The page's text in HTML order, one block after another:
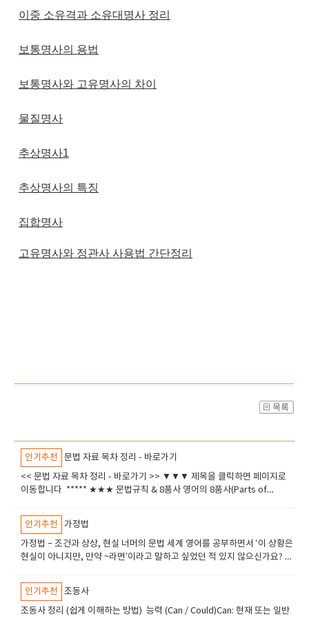
이중 소유격과 소유대명사 정리
보통명사의 용법
보통명사와 고유명사의 차이
물질명사
추상명사1
추상명사의 특징
집합명사
고유명사와 정관사 사용법 간단정리
인기추천
문법 자료 목차 정리 - 바로가기
<< 문법 자료 목차 정리 - 바로가기 >> ▼▼▼ 제목을 클릭하면 페이지로
이동합니다 ***** ​★★★ 문법규칙 & 8품사 영어의 8품사(Parts of
Rules)​ 구, 절, 문장의 개념​ 영어 형용사(Adjective) 정리​ 준동사의 개념과
뜻, 종류​ ***** ​★★★​ 관사 & 명사 (Articles & Nouns)영어 관사(A, An,
The)의 완벽한 이해와 활용법​명사(Noun) 정리​집합명사​ 추상명사의 특
징 추상명사1 물질명사 보통명사의 용법 보통명사와 고유명사의 차이 국
가산명사 셀 수 있는 명사 vs. 셀 수 없는 명사 이중 소유격과 소유대명사 정
리 ​복합명사 ​ ***** ​★★★​ 대명사 대명사​these와 those ‘지시대명사
(demonstratives)’​ 지시대명사 this, that​부정대명사 other, another,
인기추천
가정법
가정법 – 조건과 상상, 현실 너머의 문법 세계 영어를 공부하면서 ‘이 상황은
현실이 아니지만, 만약 ~라면’이라고 말하고 싶었던 적 있지 않으신가요? 또
있을 거예요. 이런 경우에 쓰이는 것이 바로 가정법(Conditional
Sentences)입니다. 가정법은 현실과 다른 상상, 또는 가능성에 대한 조건
을 표현할 수 있게 해주는 문법 도구입니다. 그런데 문제는, 이 가정법이 우
인기추천
조동사
​조동사 정리 (쉽게 이해하는 방법) 능력 (Can / Could)Can: 현재 또는 일반